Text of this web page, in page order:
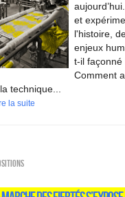
et
l'histoire,
enjeux
t-il
Comment
technique...
la suite